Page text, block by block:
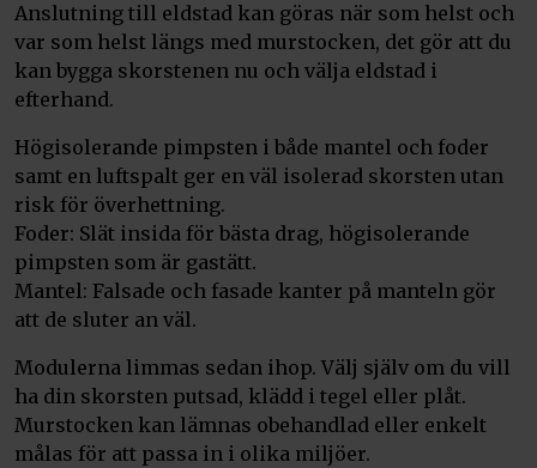
Anslutning till eldstad kan göras när som helst och
var som helst längs med murstocken, det gör att du
kan bygga skorstenen nu och välja eldstad i
efterhand.
Högisolerande pimpsten i både mantel och foder
samt en luftspalt ger en väl isolerad skorsten utan
risk för överhettning.
Foder: Slät insida för bästa drag, högisolerande
pimpsten som är gastätt.
Mantel: Falsade och fasade kanter på manteln gör
att de sluter an väl.
Modulerna limmas sedan ihop. Välj själv om du vill
ha din skorsten putsad, klädd i tegel eller plåt.
Murstocken kan lämnas obehandlad eller enkelt
målas för att passa in i olika miljöer.